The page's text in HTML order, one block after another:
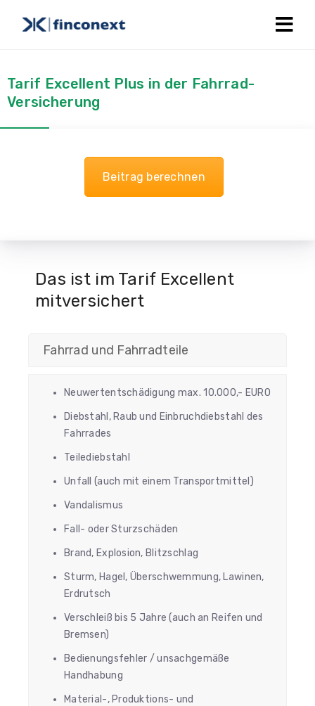
Tarif Excellent Plus in der Fahrrad-
Versicherung
Beitrag berechnen
Das ist im Tarif Excellent
mitversichert
Fahrrad und Fahrradteile
Neuwertentschädigung max. 10.000,- EURO
Diebstahl, Raub und Einbruchdiebstahl des
Fahrrades
Teilediebstahl
Unfall (auch mit einem Transportmittel)
Vandalismus
Fall- oder Sturzschäden
Brand, Explosion, Blitzschlag
Sturm, Hagel, Überschwemmung, Lawinen,
Erdrutsch
Verschleiß bis 5 Jahre (auch an Reifen und
Bremsen)
Bedienungsfehler / unsachgemäße
Handhabung
Material-, Produktions- und